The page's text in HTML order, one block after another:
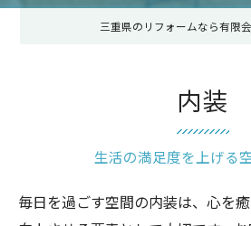
三重県のリフォームなら有限
内装
生活の満足度を上げる
毎日を過ごす空間の内装は、心を